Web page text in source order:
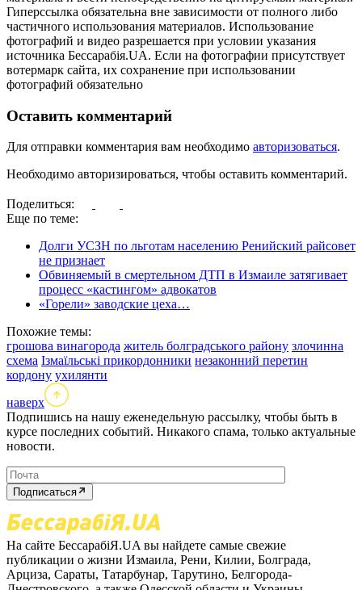
Гиперссылка обязательна вне зависимости от полного либо
частичного использования материалов. Использование
фотографий и видео разрешается при условии указания
источника Бессарабія.UA. Если на фотографии присутствует
вотермарк сайта, их сохранение при использовании
фотографий обязательно
Оставить комментарий
Для отправки комментария вам необходимо авторизоваться.
Необходимо авторизироваться, чтобы оставить комментарий.
Поделиться:
Еще по теме:
Долги УСЗН по льготам населению Ренийский райсовет
не признает
Обвиняемый в смертельном ДТП в Измаиле затягивает
процесс «кастингом» адвокатов
«Горели» заводские цеха…
Похожие темы:
грошова винагорода житель болградського району злочинна
схема Ізмаїльські прикордонники незаконний перетин
кордону ухилянти
наверх
Подпишись на нашу еженедельную рассылку, чтобы быть в
курсе последних событий. Никакого спама, только актуальные
новости.
Подписаться
На сайте БессарабіЯ.UA вы найдете самые свежие
публикации о жизни Измаила, Рени, Килии, Болграда,
Арциза, Сараты, Татарбунар, Тарутино, Белгорода-